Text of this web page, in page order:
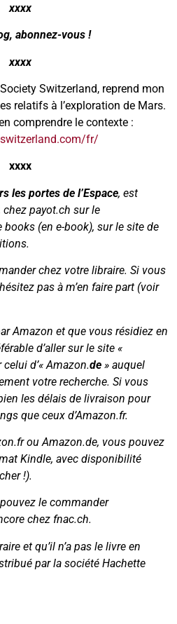
xxxx
abonnez-vous !
xxxx
Switzerland, reprend mon
relatifs à l’exploration de Mars.
comprendre le contexte :
fr/
xxxx
les portes de l’Espace, est
payot.ch sur le
(en e-book), sur le site de
chez votre libraire. Si vous
pas à m’en faire part (voir
Amazon et que vous résidiez en
d’aller sur le site «
d’« Amazon.de » auquel
votre recherche. Si vous
les délais de livraison pour
que ceux d’Amazon.fr.
ou Amazon.de, vous pouvez
Kindle, avec disponibilité
!).
le commander
chez fnac.ch.
et qu’il n’a pas le livre en
par la société Hachette